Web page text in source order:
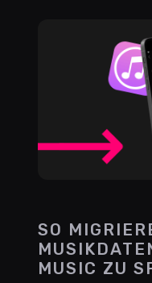
SO
MUSIC ZU